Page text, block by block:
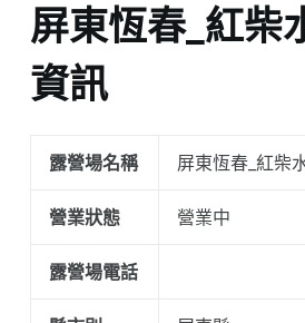
屏東恆春_紅柴
資訊
露營場名稱 屏東恆春_紅柴
營業狀態 營業中
露營場電話